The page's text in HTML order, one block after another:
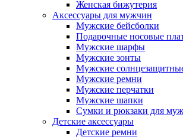
Женская бижутерия
Аксессуары для мужчин
Мужские бейсболки
Подарочные носовые
Мужские шарфы
Мужские зонты
Мужские
Мужские ремни
Мужские перчатки
Мужские шапки
Сумки и рюкзаки для
Детские аксессуары
Детские ремни